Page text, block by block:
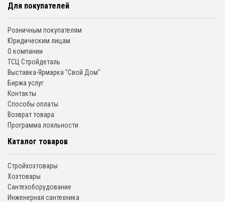
Для покупателей
Розничным покупателям
Юридическим лицам
О компании
ТСЦ Стройдеталь
Выставка-Ярмарка "Свой Дом"
Биржа услуг
Контакты
Способы оплаты
Возврат товара
Программа лояльности
Каталог товаров
Стройхозтовары
Хозтовары
Сантехоборудование
Инженерная сантехника